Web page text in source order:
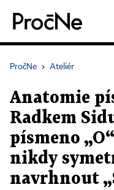
PročNe › Ateliér
Anatomie
Radkem
písmeno
nikdy
navrhnout